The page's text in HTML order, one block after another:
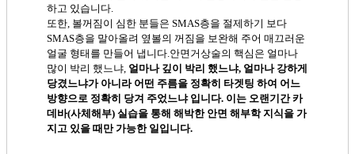
하고 있습니다.
또한, 볼꺼짐이 심한 분들은 SMAS층을 절제하기 보다
SMAS층을 말아올려 옆볼의 꺼짐을 보완해 주어 매끄러운
얼굴 형태를 만들어 냅니다. 안면거상술의 핵심은 얼마나
많이 박리 했느냐, 얼마나 깊이 박리 했느냐, 얼마나 강하게
당겼느냐가 아니라 어떤 주름을 정확히 타겟팅 하여 어느
방향으로 정확히 당겨 주었느냐 입니다. 이는 오랜기간 카
데바(사체해부) 실습을 통해 해박한 안면 해부학 지식을 가
지고 있을 때만 가능한 일입니다.